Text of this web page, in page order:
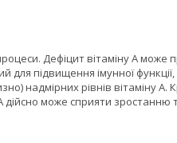
Дефіцит вітаміну А може
підвищення імунної
рівнів вітаміну А.
може сприяти зростанню